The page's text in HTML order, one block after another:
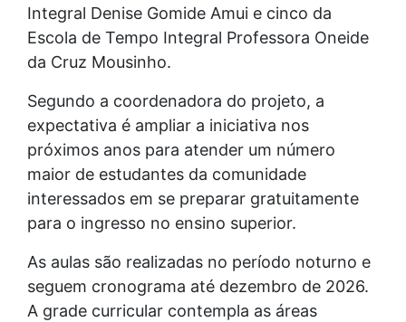
Integral Denise Gomide Amui e cinco da
Escola de Tempo Integral Professora Oneide
da Cruz Mousinho.
Segundo a coordenadora do projeto, a
expectativa é ampliar a iniciativa nos
próximos anos para atender um número
maior de estudantes da comunidade
interessados em se preparar gratuitamente
para o ingresso no ensino superior.
As aulas são realizadas no período noturno e
seguem cronograma até dezembro de 2026.
A grade curricular contempla as áreas